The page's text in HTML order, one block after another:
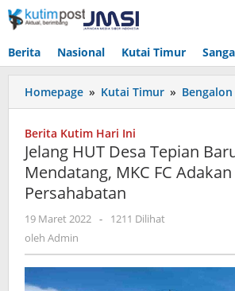
Lewati
ke
Berita Nasional Kutai Timur
Homepage » Kutai Timur » Bengalon
Berita Kutim Hari Ini
Jelang HUT Desa Tepian
Mendatang, MKC FC Adakan
Persahabatan
19 Maret 2022 oleh
-
1211 Dilihat
oleh Admin